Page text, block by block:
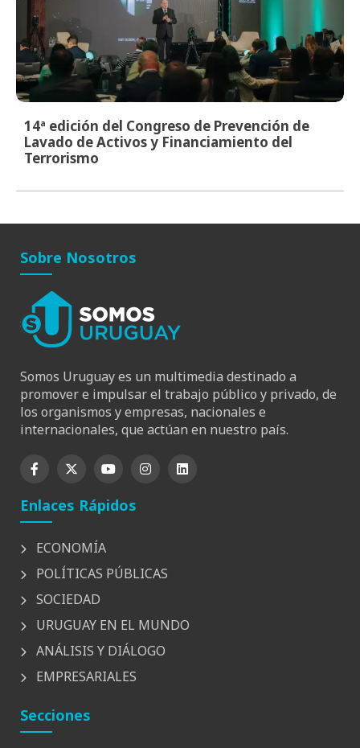
14ª edición del Congreso de Prevención de
Lavado de Activos y Financiamiento del
Terrorismo
Sobre Nosotros
Somos Uruguay es un multimedia destinado a
promover e impulsar el trabajo público y privado, de
los organismos y empresas, nacionales e
internacionales, que actúan en nuestro país.
Enlaces Rápidos
ECONOMÍA
POLÍTICAS PÚBLICAS
SOCIEDAD
URUGUAY EN EL MUNDO
ANÁLISIS Y DIÁLOGO
EMPRESARIALES
Secciones